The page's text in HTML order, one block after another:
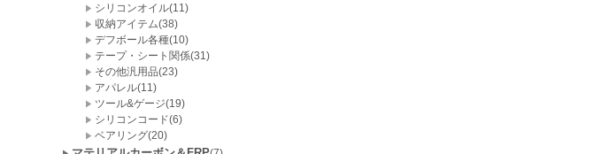
シリコンオイル(11)
収納アイテム(38)
デフボール各種(10)
テープ・シート関係(31)
その他汎用品(23)
アパレル(11)
ツール&ゲージ(19)
シリコンコード(6)
ベアリング(20)